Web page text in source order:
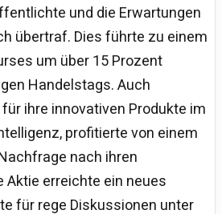
und die Erwartungen
übertraf. Dies führte zu einem
um über 15 Prozent
Handelstags. Auch
ihre innovativen Produkte im
profitierte von einem
nach ihren
Aktie erreichte ein neues
für rege Diskussionen unter